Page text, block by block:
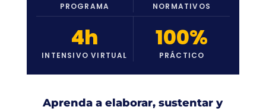
PROGRAMA
NORMATIVOS
4h
INTENSIVO VIRTUAL
100%
PRÁCTICO
Aprenda a elaborar, sustentar y